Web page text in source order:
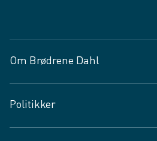
Om Brødrene Dahl
Vagttelefon 30 10 89 89
Spørgsmål og svar
Politikker